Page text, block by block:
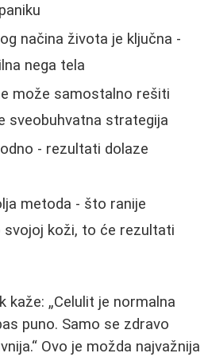
načina života je ključna -
nega tela
može samostalno rešiti
sveobuhvatna strategija
- rezultati dolaze
metoda - što ranije
svojoj koži, to će rezultati
kaže:
Celulit je normalna
puno. Samo se zdravo
Ovo je možda najvažnija